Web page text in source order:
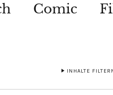
Comic
INHALTE